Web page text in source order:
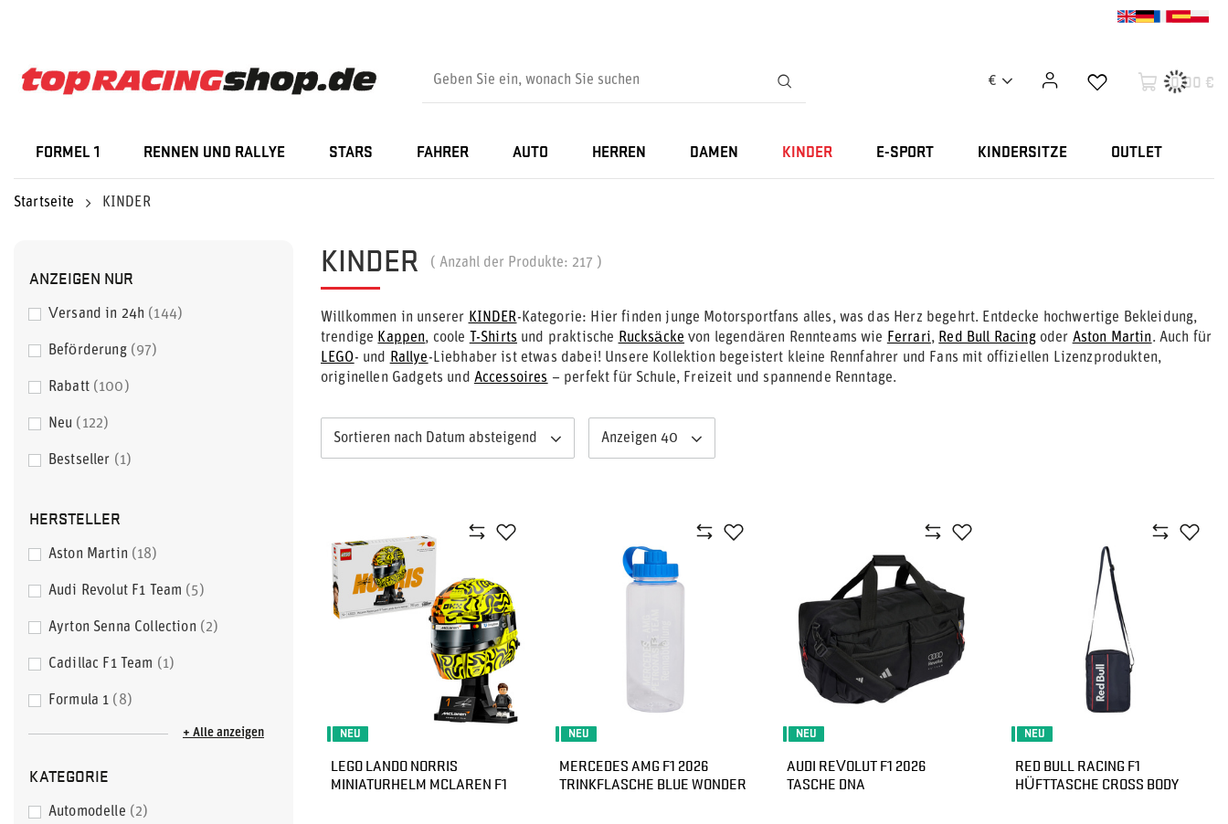
€ 0,00 €
FORMEL 1 RENNEN UND RALLYE STARS FAHRER AUTO HERREN DAMEN KINDER E-SPORT KINDERSITZE OUTLET
Startseite KINDER
ANZEIGEN NUR
Versand in 24h 144
Beförderung 97
Rabatt 100
Neu 122
Bestseller 1
HERSTELLER
Aston Martin 18
Audi Revolut F1 Team 5
Ayrton Senna Collection 2
Cadillac F1 Team 1
Formula 1 8
+ Alle anzeigen
KATEGORIE
Automodelle 2
KINDER ( Anzahl der Produkte: 217 )
Willkommen in unserer KINDER-Kategorie: Hier finden junge Motorsportfans alles, was das Herz begehrt. Entdecke hochwertige Bekleidung,
trendige Kappen, coole T-Shirts und praktische Rucksäcke von legendären Rennteams wie Ferrari, Red Bull Racingoder Aston Martin. Auch für
LEGO- und Rallye-Liebhaber ist etwas dabei! Unsere Kollektion begeistert kleine Rennfahrer und Fans mit offiziellen Lizenzprodukten,
originellen Gadgets und Accessoires – perfekt für Schule, Freizeit und spannende Renntage.
Sortieren nach Datum absteigend Anzeigen 40
NEU
LEGO LANDO NORRIS
MINIATURHELM MCLAREN F1
NEU
MERCEDES AMG F1 2026
TRINKFLASCHE BLUE WONDER
NEU
AUDI REVOLUT F1 2026
TASCHE DNA
NEU
RED BULL RACING F1
HÜFTTASCHE CROSS BODY